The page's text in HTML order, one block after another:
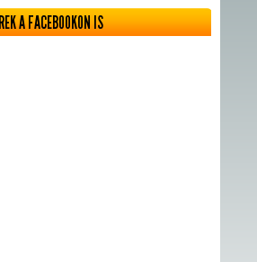
A FACEBOOKON IS